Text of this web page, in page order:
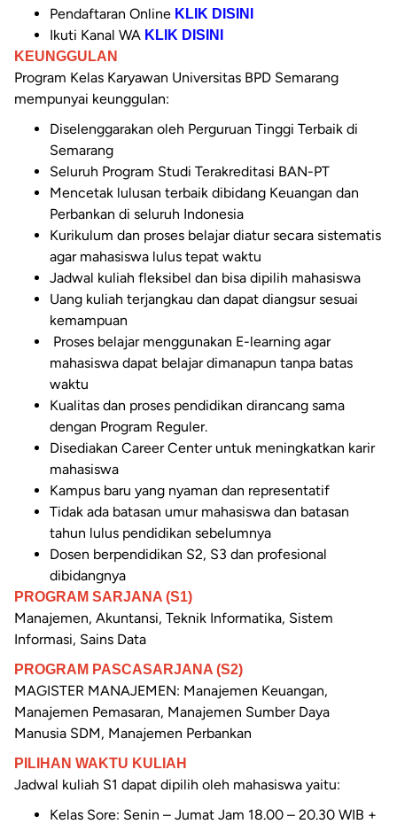
Pendaftaran Online KLIK DISINI
Ikuti Kanal WA KLIK DISINI
KEUNGGULAN
Program Kelas Karyawan Universitas BPD Semarang
mempunyai keunggulan:
Diselenggarakan oleh Perguruan Tinggi Terbaik di
Semarang
Seluruh Program Studi Terakreditasi BAN-PT
Mencetak lulusan terbaik dibidang Keuangan dan
Perbankan di seluruh Indonesia
Kurikulum dan proses belajar diatur secara sistematis
agar mahasiswa lulus tepat waktu
Jadwal kuliah fleksibel dan bisa dipilih mahasiswa
Uang kuliah terjangkau dan dapat diangsur sesuai
kemampuan
Proses belajar menggunakan E-learning agar
mahasiswa dapat belajar dimanapun tanpa batas
waktu
Kualitas dan proses pendidikan dirancang sama
dengan Program Reguler.
Disediakan Career Center untuk meningkatkan karir
mahasiswa
Kampus baru yang nyaman dan representatif
Tidak ada batasan umur mahasiswa dan batasan
tahun lulus pendidikan sebelumnya
Dosen berpendidikan S2, S3 dan profesional
dibidangnya
PROGRAM SARJANA (S1)
Manajemen, Akuntansi, Teknik Informatika, Sistem
Informasi, Sains Data
PROGRAM PASCASARJANA (S2)
MAGISTER MANAJEMEN: Manajemen Keuangan,
Manajemen Pemasaran, Manajemen Sumber Daya
Manusia SDM, Manajemen Perbankan
PILIHAN WAKTU KULIAH
Jadwal kuliah S1 dapat dipilih oleh mahasiswa yaitu:
Kelas Sore: Senin – Jumat Jam 18.00 – 20.30 WIB +